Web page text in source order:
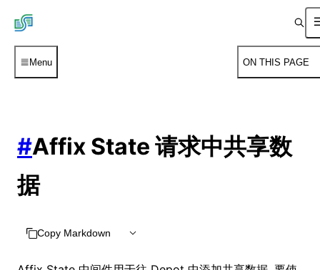
Menu ON THIS PAGE
#Affix State 请求中共享数
据
Copy Markdown